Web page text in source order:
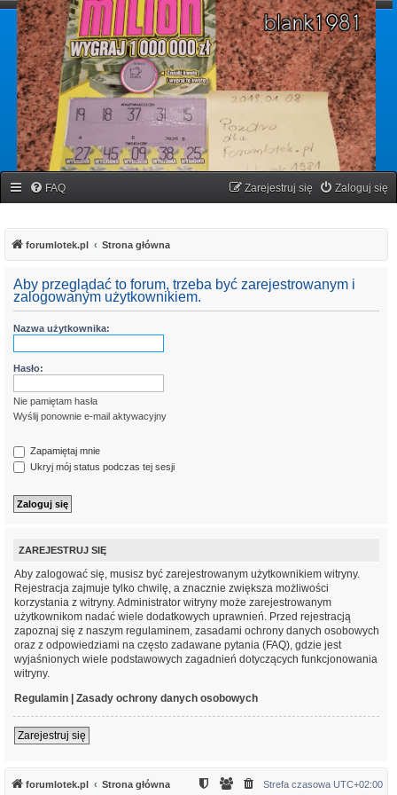
forumlotek.pl
Forum gier liczbowych
FAQ Zaloguj się
Zarejestruj się
forumlotek.pl Strona główna
Aby przeglądać to forum, trzeba być zarejestrowanym i
zalogowanym użytkownikiem.
Nazwa użytkownika:
Hasło:
Nie pamiętam hasła
Wyślij ponownie e-mail aktywacyjny
Zapamiętaj mnie
Ukryj mój status podczas tej sesji
ZAREJESTRUJ SIĘ
Aby zalogować się, musisz być zarejestrowanym użytkownikiem witryny.
Rejestracja zajmuje tylko chwilę, a znacznie zwiększa możliwości
korzystania z witryny. Administrator witryny może zarejestrowanym
użytkownikom nadać wiele dodatkowych uprawnień. Przed rejestracją
zapoznaj się z naszym regulaminem, zasadami ochrony danych osobowych
oraz z odpowiedziami na często zadawane pytania (FAQ), gdzie jest
wyjaśnionych wiele podstawowych zagadnień dotyczących funkcjonowania
witryny.
Regulamin
Zasady ochrony danych osobowych
Zarejestruj się
forumlotek.pl Strona główna Strefa czasowa UTC+02:00